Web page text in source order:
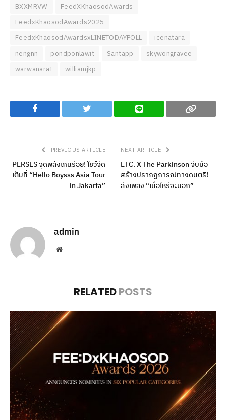
BXXMRVW
FeedXKhaosodAwards
FeedxKhaosodAwards2025
FeedxKhaosodAwardsxLINETODAYPOLL
icenatara
nengnn
pondponlawit Santapp
skywongravee
warwanarat
williamjkp
Facebook Twitter Line Copy
PREVIOUS ARTICLE
PERSES จุดพลังเกินร้อย! โชว์จัด
เต็มที่ “Hello Boysss Asia Tour
in Jakarta”
NEXT ARTICLE
ETC. X The Parkinson จับมือ
สร้างปรากฏการณ์ทางดนตรี!
ส่งเพลง “เมื่อไหร่จะบอก”
admin
Website
RELATEDPOSTS